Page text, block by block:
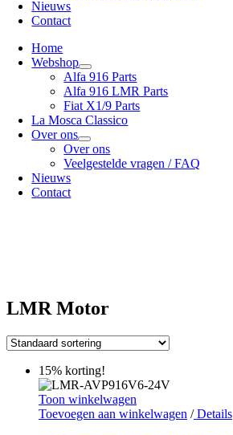
Nieuws
Contact
Home
Webshop
Alfa 916 Parts
Alfa 916 LMR Parts
Fiat X1/9 Parts
La Mosca Classico
Over ons
Over ons
Veelgestelde vragen / FAQ
Nieuws
Contact
LMR Motor
15% korting!
Toon winkelwagen
Toevoegen aan winkelwagen /Details